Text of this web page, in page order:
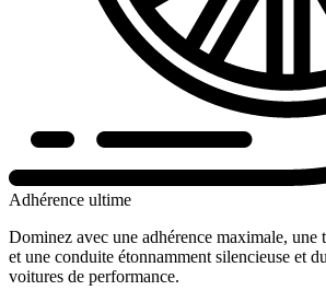
Adhérence ultime
Dominez avec une adhérence maximale, une
et une conduite étonnamment silencieuse et
voitures de performance.